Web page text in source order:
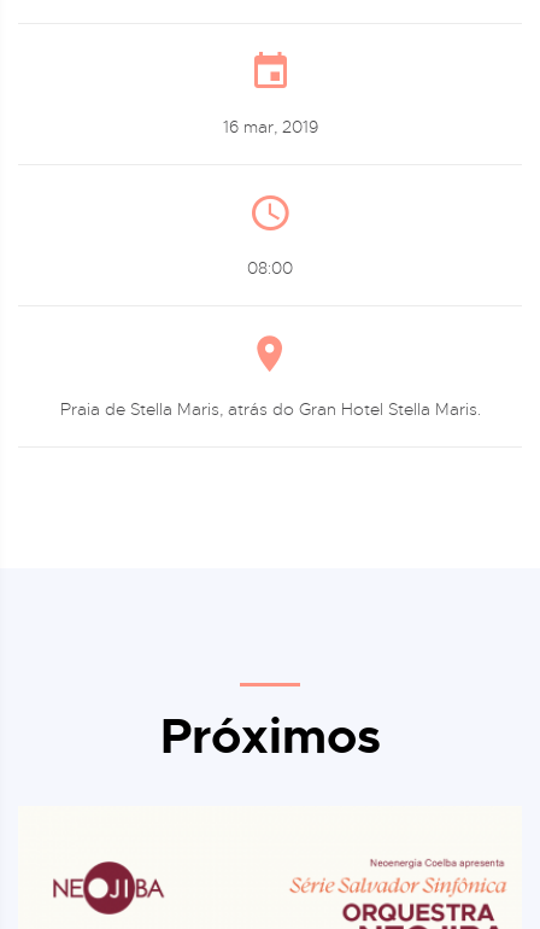
16 mar, 2019
08:00
Praia de Stella Maris, atrás do Gran Hotel Stella Maris.
Próximos